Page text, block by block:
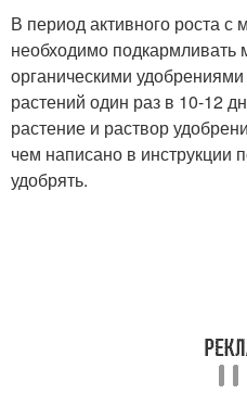
В период активного роста с
необходимо
органическими
растений один раз в 10-12
растение и раствор
чем написано в
удобрять.